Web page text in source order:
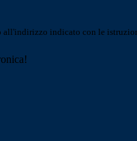
all'indirizzo indicato con le